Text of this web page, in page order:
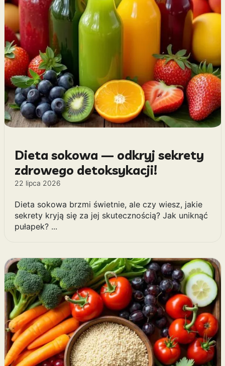
Dieta sokowa — odkryj sekrety
zdrowego detoksykacji!
22 lipca 2026
Dieta sokowa brzmi świetnie, ale czy wiesz, jakie
sekrety kryją się za jej skutecznością? Jak uniknąć
pułapek? ...